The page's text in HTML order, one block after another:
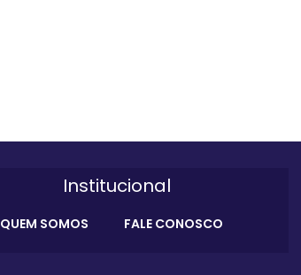
Institucional
QUEM SOMOS FALE CONOSCO